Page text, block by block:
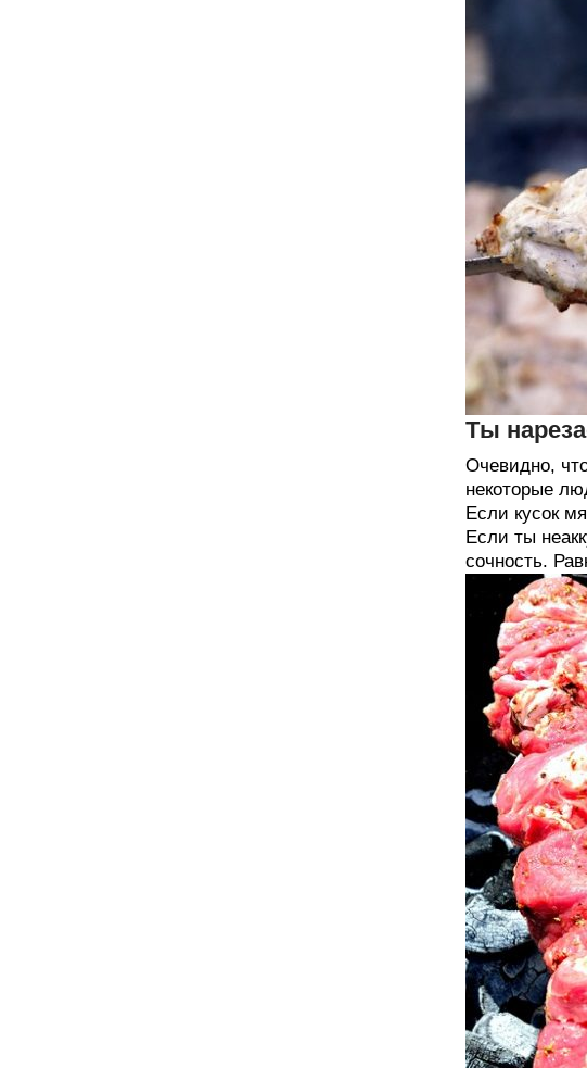
Ты
Очевидно,
некоторые
Если кусок
Если ты
сочность.